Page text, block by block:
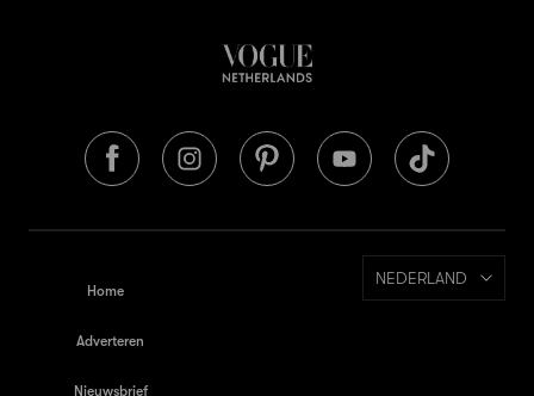
Home
Adverteren
Nieuwsbrief
NEDERLAND